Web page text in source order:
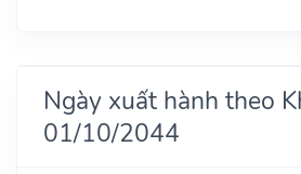
Ngày xuất hành theo
01/10/2044